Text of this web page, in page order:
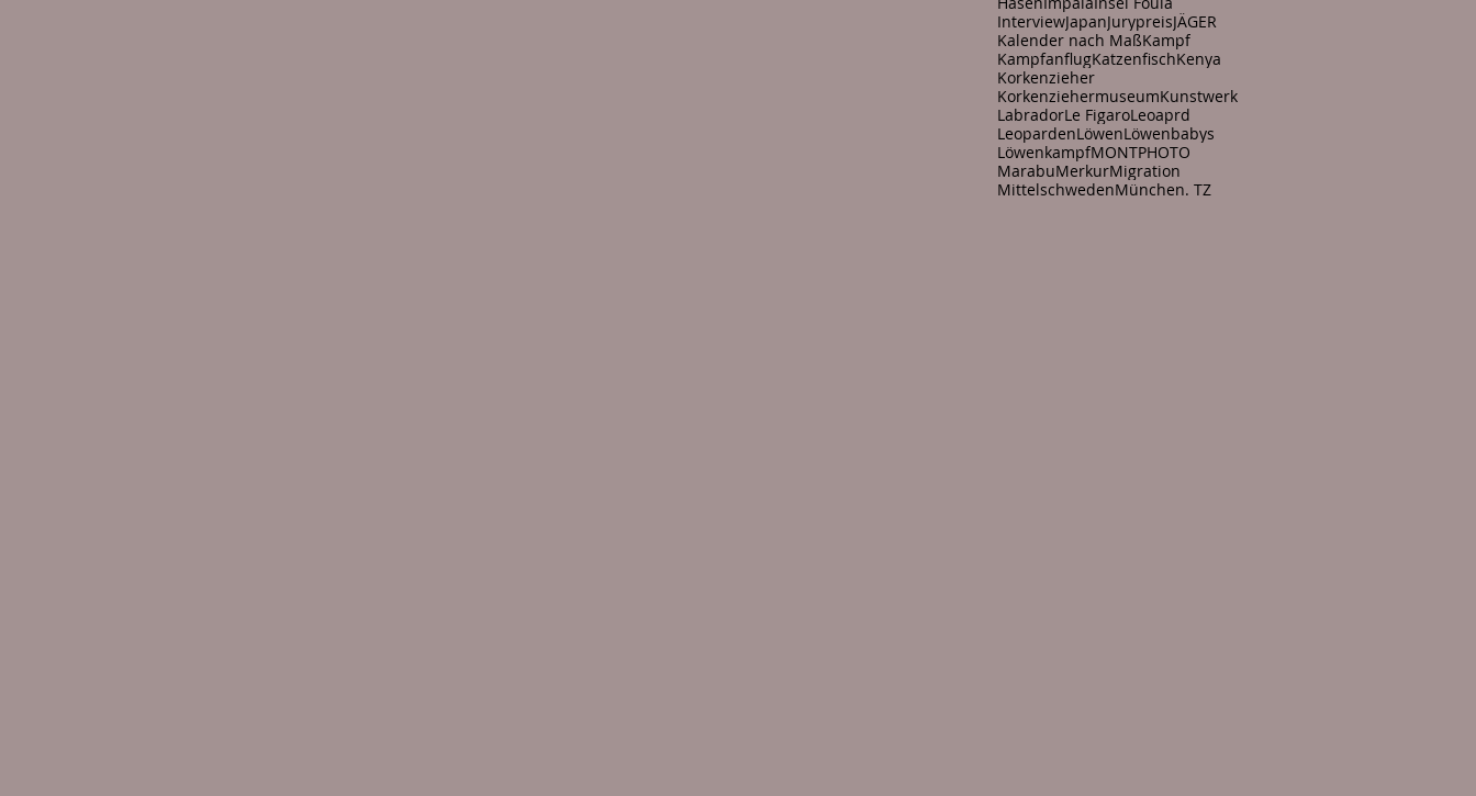
InterviewJapanJurypreisJÄGER
Kalender nach MaßKampf
KampfanflugKatzenfischKenya
Korkenzieher
KorkenziehermuseumKunstwerk
LabradorLe FigaroLeoaprd
LeopardenLöwenLöwenbabys
LöwenkampfMONTPHOTO
MarabuMerkurMigration
MittelschwedenMünchen. TZ